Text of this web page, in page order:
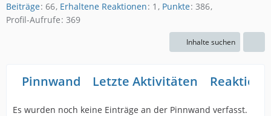
Beiträge 66 Erhaltene Reaktionen 1 Punkte 386
Profil-Aufrufe 369
Inhalte suchen
Pinnwand Letzte Aktivitäten
Es wurden noch keine Einträge an der Pinnwand verfasst.